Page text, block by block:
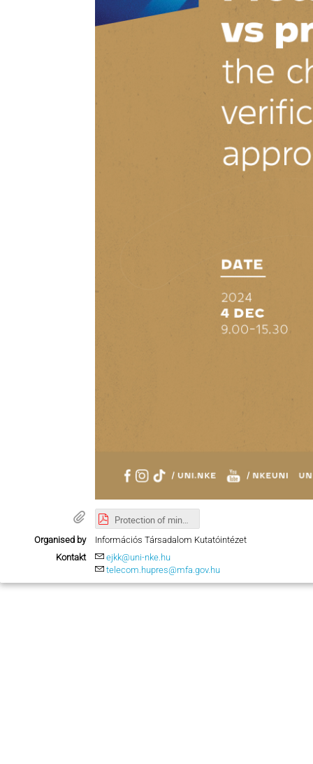
Protection of minors - Agenda.pdf
Organised by
Információs Társadalom Kutatóintézet
Kontakt
ejkk@uni-nke.hu
telecom.hupres@mfa.gov.hu